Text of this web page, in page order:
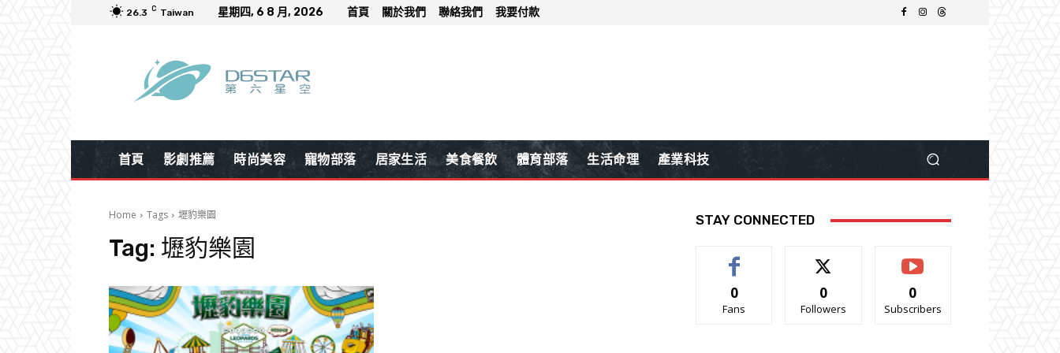
26.3 C Taiwan 星期四, 6 8 月, 2026 首頁 關於我們 聯絡我們 我要付款
首頁 影劇推薦 時尚美容 寵物部落 居家生活 美食餐飲 體育部落 生活命理 產業科技
Home Tags 壢豹樂園
Tag: 壢豹樂園
STAY CONNECTED
0
Fans
0
Followers
0
Subscribers